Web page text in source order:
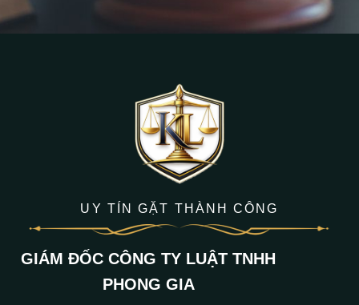
UY TÍN GẶT THÀNH CÔNG
GIÁM ĐỐC CÔNG TY LUẬT TNHH
PHONG GIA